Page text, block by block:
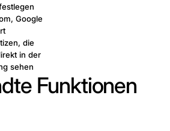
Google
die
in der
sehen
Funktionen